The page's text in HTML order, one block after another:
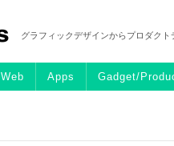
グラフィックデザインからプロダク
Web Apps Gadget/